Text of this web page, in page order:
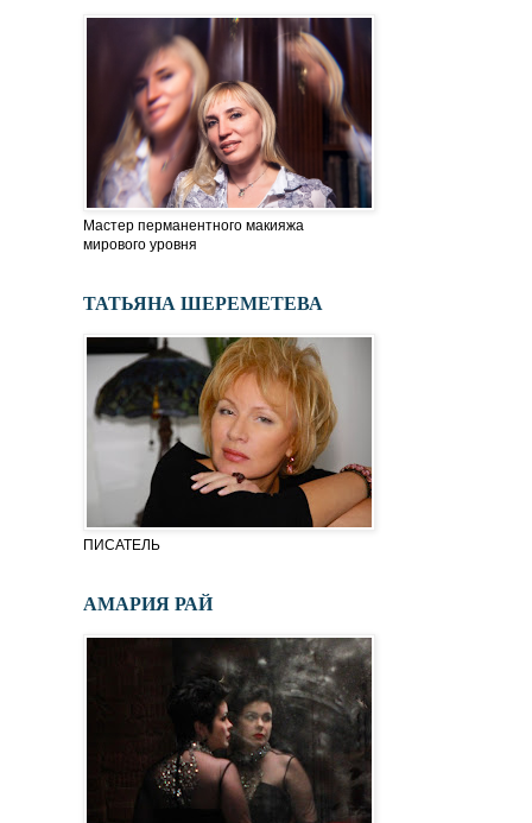
Мастер перманентного макияжа
мирового уровня
ТАТЬЯНА ШЕРЕМЕТЕВА
ПИСАТЕЛЬ
АМАРИЯ РАЙ